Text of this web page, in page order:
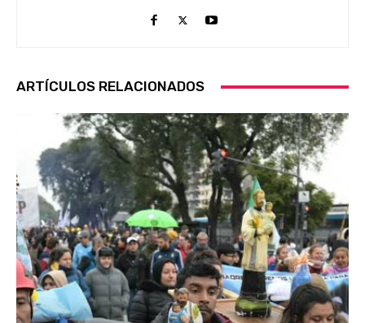
ARTÍCULOS RELACIONADOS